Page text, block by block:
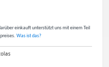
einkauft unterstützt uns mit einem Teil
Was ist das?